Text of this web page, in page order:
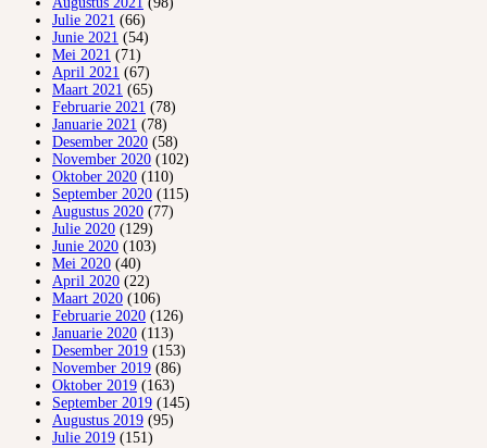
Julie 2021 (66)
Junie 2021 (54)
Mei 2021 (71)
April 2021 (67)
Maart 2021 (65)
Februarie 2021 (78)
Januarie 2021 (78)
Desember 2020 (58)
November 2020 (102)
Oktober 2020 (110)
September 2020 (115)
Augustus 2020 (77)
Julie 2020 (129)
Junie 2020 (103)
Mei 2020 (40)
April 2020 (22)
Maart 2020 (106)
Februarie 2020 (126)
Januarie 2020 (113)
Desember 2019 (153)
November 2019 (86)
Oktober 2019 (163)
September 2019 (145)
Augustus 2019 (95)
Julie 2019 (151)